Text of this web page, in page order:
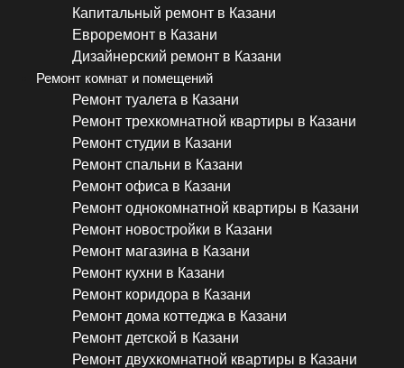
Капитальный ремонт в Казани
Евроремонт в Казани
Дизайнерский ремонт в Казани
Ремонт комнат и помещений
Ремонт туалета в Казани
Ремонт трехкомнатной квартиры в Казани
Ремонт студии в Казани
Ремонт спальни в Казани
Ремонт офиса в Казани
Ремонт однокомнатной квартиры в Казани
Ремонт новостройки в Казани
Ремонт магазина в Казани
Ремонт кухни в Казани
Ремонт коридора в Казани
Ремонт дома коттеджа в Казани
Ремонт детской в Казани
Ремонт двухкомнатной квартиры в Казани